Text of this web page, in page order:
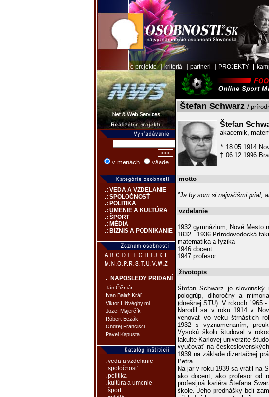
o projekte|kritériá partneri PROJEKTY
v menách všade
.: VEDA A VZDELANIE
.: SPOLOČNOSŤ
.: POLITIKA
.: UMENIE A KULTÚRA
.: ŠPORT
.: MÉDIÁ
.: BIZNIS A PODNIKANIE
.: NAPOSLEDY PRIDANÍ
Ján Čižmár
Ivan Baláž Kráľ
Viktor Hidvéghy ml.
Jozef Majerčík
Róbert Bezák
Ondrej Francisci
Pavel Kapusta
. veda a vzdelanie
. spoločnosť
. politika
. kultúra a umenie
. šport
Štefan Schwarz /
Štefan
akademik,
* 18.05.1914
† 06.12.1996
motto
"Ja by som si najväčšmi prial,
vzdelanie
1932 gymnázium, Nové Mesto
1932 - 1936 Prírodovedecká
matematika a fyzika
1946 docent
1947 profesor
životopis
Štefan Schwarz je slovenský
pologrúp, dlhoročný a
(dnešnej STU). V rokoch 1965
Narodil sa v roku 1914 v
venovať vo veku štrnástich
1932 s vyznamenaním,
Vysokú školu študoval v
fakulte Karlovej univerzite
vyučovať na
1939 na základe dizertačnej
Petra.
Na jar v roku 1939 sa vrátil na
ako docent, ako profesor od
profesijná kariéra Štefana
škole. Jeho prednášky boli